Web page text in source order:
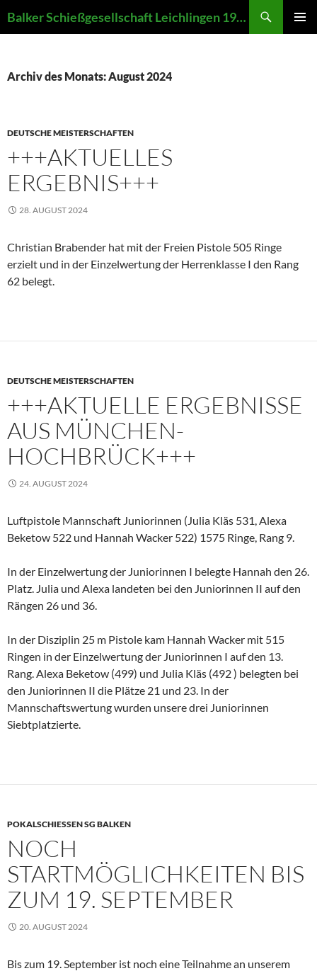
Inhalt
Balker Schießgesellschaft Leichlingen 1907 e.V.
Archiv des Monats: August 2024
DEUTSCHE MEISTERSCHAFTEN
+++AKTUELLES
ERGEBNIS+++
28. AUGUST 2024
Christian Brabender hat mit der Freien Pistole 505 Ringe
erzielt und in der Einzelwertung der Herrenklasse I den Rang
62 belegt.
DEUTSCHE MEISTERSCHAFTEN
+++AKTUELLE ERGEBNISSE
AUS MÜNCHEN-
HOCHBRÜCK+++
24. AUGUST 2024
Luftpistole Mannschaft Juniorinnen (Julia Kläs 531, Alexa
Beketow 522 und Hannah Wacker 522) 1575 Ringe, Rang 9.
In der Einzelwertung der Juniorinnen I belegte Hannah den 26.
Platz. Julia und Alexa landeten bei den Juniorinnen II auf den
Rängen 26 und 36.
In der Disziplin 25 m Pistole kam Hannah Wacker mit 515
Ringen in der Einzelwertung der Juniorinnen I auf den 13.
Rang. Alexa Beketow (499) und Julia Kläs (492 ) belegten bei
den Juniorinnen II die Plätze 21 und 23. In der
Mannschaftswertung wurden unsere drei Juniorinnen
Siebtplatzierte.
POKALSCHIESSEN SG BALKEN
NOCH
STARTMÖGLICHKEITEN BIS
ZUM 19. SEPTEMBER
20. AUGUST 2024
Bis zum 19. September ist noch eine Teilnahme an unserem